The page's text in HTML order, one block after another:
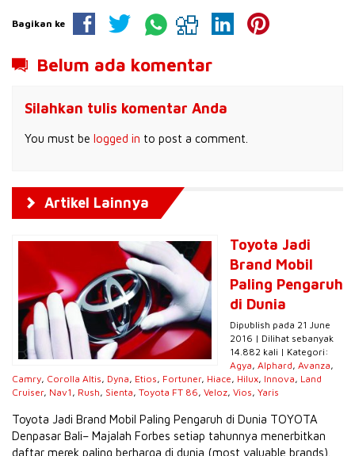
Bagikan ke
Belum ada komentar
Silahkan tulis komentar Anda
You must be logged in to post a comment.
Artikel Lainnya
Toyota Jadi
Brand Mobil
Paling Pengaruh
di Dunia
Dipublish pada 21 June
2016 | Dilihat sebanyak
14.882 kali | Kategori:
Agya, Alphard, Avanza,
Camry, Corolla Altis, Dyna, Etios, Fortuner, Hiace, Hilux, Innova, Land
Cruiser, Nav1 , Rush, Sienta, Toyota FT 86, Veloz, Vios, Yaris
Toyota Jadi Brand Mobil Paling Pengaruh di Dunia TOYOTA
Denpasar Bali– Majalah Forbes setiap tahunnya menerbitkan
daftar merek paling berharga di dunia (most valuable brands).